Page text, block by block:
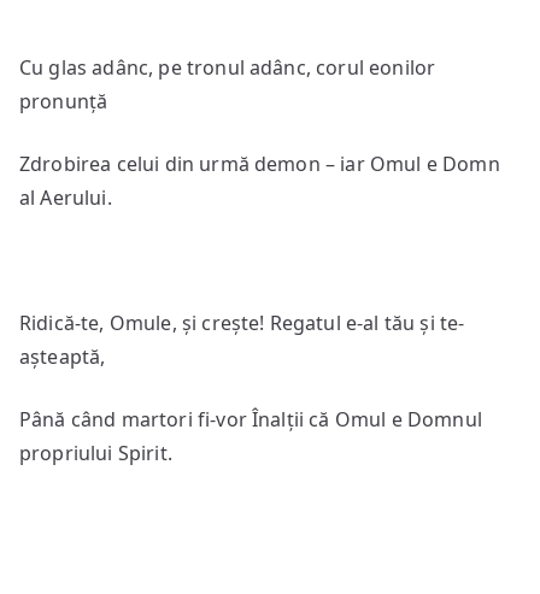
Cu glas adânc, pe tronul adânc, corul eonilor
pronunță
Zdrobirea celui din urmă demon – iar Omul e Domn
al Aerului.
Ridică-te, Omule, și crește! Regatul e-al tău și te-
așteaptă,
Până când martori fi-vor Înalții că Omul e Domnul
propriului Spirit.